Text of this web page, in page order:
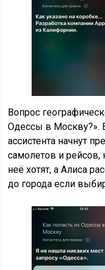
Вопрос
Одессы в Москву?».
ассистента начнут
самолетов и рейсов,
неё хотят, а Алиса
до города если